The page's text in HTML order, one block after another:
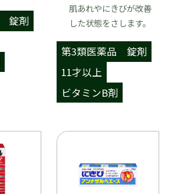
錠剤
肌あれやにきびが改善
した状態をさします。
第3類医薬品
錠剤
11才以上
ビタミンB剤